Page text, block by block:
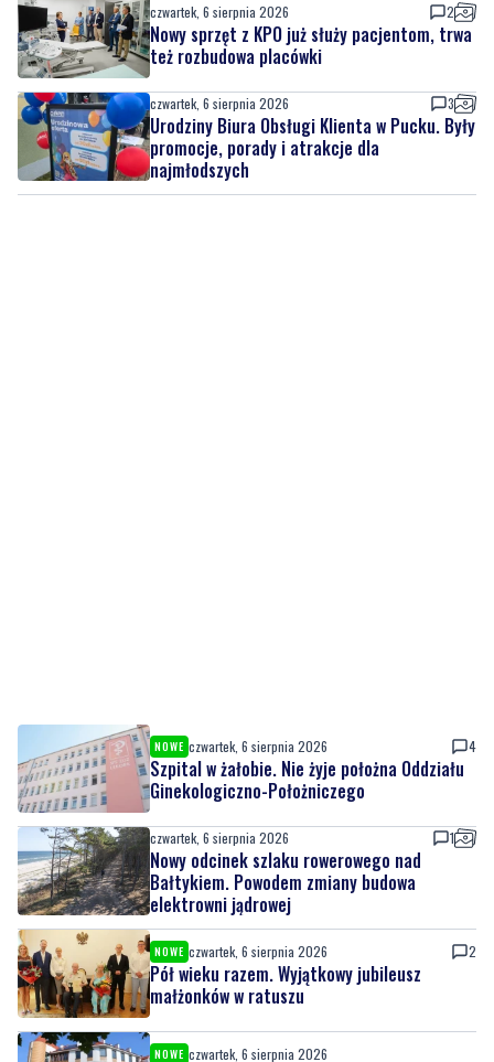
czwartek, 6 sierpnia 2026 2
Nowy sprzęt z KPO już służy pacjentom, trwa
też rozbudowa placówki
czwartek, 6 sierpnia 2026 3
Urodziny Biura Obsługi Klienta w Pucku. Były
promocje, porady i atrakcje dla
najmłodszych
NOWE czwartek, 6 sierpnia 2026 4
Szpital w żałobie. Nie żyje położna Oddziału
Ginekologiczno-Położniczego
czwartek, 6 sierpnia 2026 1
Nowy odcinek szlaku rowerowego nad
Bałtykiem. Powodem zmiany budowa
elektrowni jądrowej
NOWE czwartek, 6 sierpnia 2026 2
Pół wieku razem. Wyjątkowy jubileusz
małżonków w ratuszu
NOWE czwartek, 6 sierpnia 2026